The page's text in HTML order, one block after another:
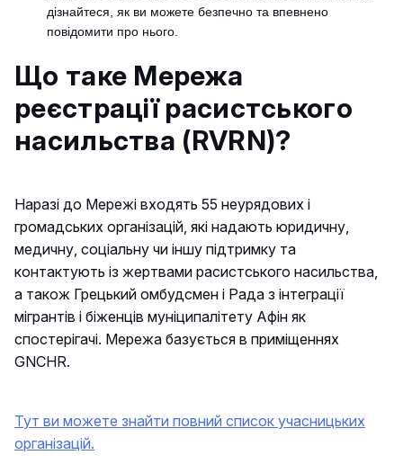
дізнайтеся, як ви можете безпечно та впевнено
повідомити про нього.
Що таке Мережа
реєстрації расистського
насильства (RVRN)?
Наразі до Мережі входять 55 неурядових і
громадських організацій, які надають юридичну,
медичну, соціальну чи іншу підтримку та
контактують із жертвами расистського насильства,
а також Грецький омбудсмен і Рада з інтеграції
мігрантів і біженців муніципалітету Афін як
спостерігачі. Мережа базується в приміщеннях
GNCHR.
Тут ви можете знайти повний список учасницьких
організацій.